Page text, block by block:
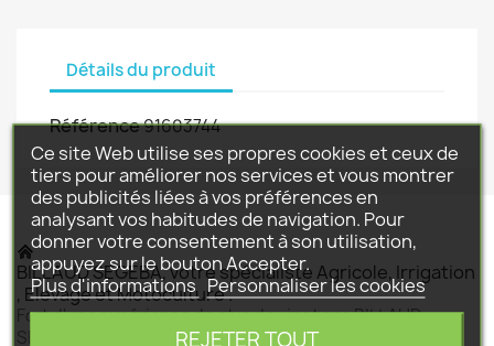
Détails du produit
Référence91603744
BILLAUD SEGEBA, votre spécialiste Agricole, Irrigation
, Elevage et Motoculture .
Fort d'une expérience de plus de vingt ans BILLAUD
SEGEBA vous accompagne dans tous vos projets .
Ce site Web utilise ses propres cookies et ceux de
tiers pour améliorer nos services et vous montrer
des publicités liées à vos préférences en
analysant vos habitudes de navigation. Pour
donner votre consentement à son utilisation,
appuyez sur le bouton Accepter.
Plus d'informations Personnaliser les cookies
REJETER TOUT